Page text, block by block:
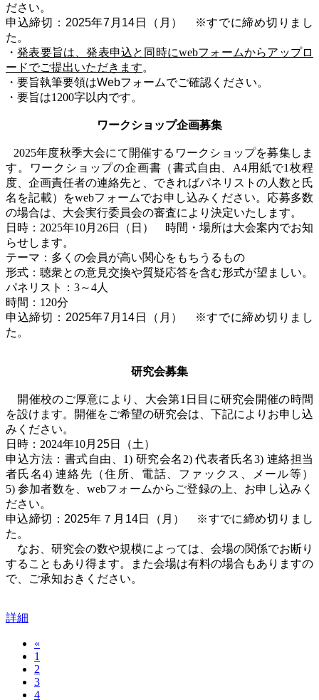
ださい。
申込締切：2025年7月14日（月） ※すでに締め切りまし
た。
・発表要旨は、発表申込と同時にwebフォームからアップロ
ードでご提出いただきます。
・要旨執筆要領はWebフォームでご確認ください。
・要旨は1200字以内です。
ワークショップ企画募集
2025年度秋季大会にて開催するワークショップを募集しま
す。ワークショップの企画書（書式自由、 A4用紙で1 枚程
度、企画責任者の連絡先と、できればパネリストの人数と氏
名を記載）をwebフォームでお申し込みください。応募多数
の場合は、大会実行委員会の審査により決定いたします。
日時： 2025年10月 26日
（日） 時間・場所は大会案内でお知
らせします。
テーマ：多くの会員が高い関心をもちうるもの
形式：聴衆との意見交換や質疑応答を含む形式が望ましい。
パネリスト： 3～4人
時間： 120分
申込締切：2025年7月14日（月） ※すでに締め切りまし
た。
研究会募集
開催校のご厚意により、大会第1 日目に研究会開催の時間
を設けます。開催をご希望の研究会は、下記によりお申し込
みください。
日時： 2024年10月25日（土）
申込方法：書式自由、 1) 研究会名 2)代表者氏名3) 連絡担当
者氏名4)連絡先（住所、電話、ファックス、メール等）
5)参加者数を、webフォームからご登録の上、お申し込みく
ださい。
申込締切：2025年７月14日（月） ※すでに締め切りまし
た。
なお、研究会の数や規模によっては、会場の関係でお断り
することもあり得ます。また会場は有料の場合もありますの
で、ご承知おきください。
詳細
«
1
2
3
4